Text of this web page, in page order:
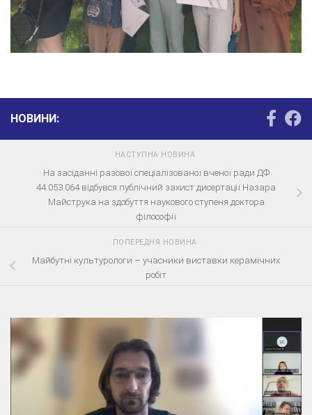
НОВИНИ:
НАСТУПНА НОВИНА
На засіданні разової спеціалізованої вченої ради ДФ
44.053.064 відбувся публічний захист дисертації Назара
Майструка на здобуття наукового ступеня доктора
філософії
ПОПЕРЕДНЯ НОВИНА
Майбутні культурологи – учасники виставки керамічних
робіт